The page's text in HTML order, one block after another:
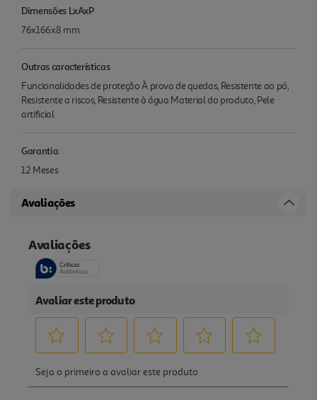
Dimensões LxAxP
76x166x8 mm
Outras características
Funcionalidades de proteção À prova de quedas, Resistente ao pó,
Resistente a riscos, Resistente à água Material do produto, Pele
artificial
Garantia
12 Meses
Avaliações